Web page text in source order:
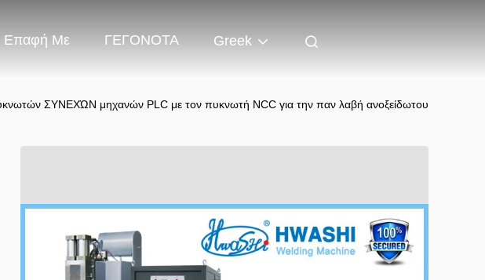
Επαφή Με ΓΕΓΟΝΟΤΑ Greek
ΣΥΝΕΧΏΝ μηχανών PLC με τον πυκνωτή NCC για την παν λαβή ανοξείδωτου